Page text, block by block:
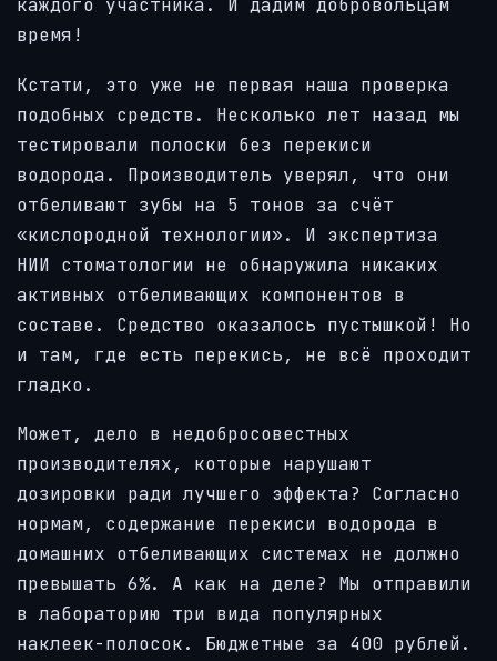
каждого участника. И дадим добровольцам
время!
Кстати, это уже не первая наша проверка
подобных средств. Несколько лет назад мы
тестировали полоски без перекиси
водорода. Производитель уверял, что они
отбеливают зубы на 5 тонов за счёт
«кислородной технологии». И экспертиза
НИИ стоматологии не обнаружила никаких
активных отбеливающих компонентов в
составе. Средство оказалось пустышкой! Но
и там, где есть перекись, не всё проходит
гладко.
Может, дело в недобросовестных
производителях, которые нарушают
дозировки ради лучшего эффекта? Согласно
нормам, содержание перекиси водорода в
домашних отбеливающих системах не должно
превышать 6%. А как на деле? Мы отправили
в лабораторию три вида популярных
наклеек-полосок. Бюджетные за 400 рублей.